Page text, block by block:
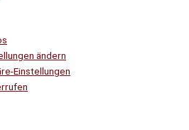
ändern
Einstellungen